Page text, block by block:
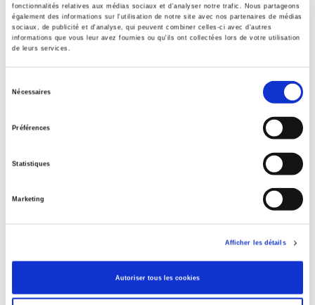
fonctionnalités relatives aux médias sociaux et d'analyser notre trafic. Nous partageons
également des informations sur l'utilisation de notre site avec nos partenaires de médias
sociaux, de publicité et d'analyse, qui peuvent combiner celles-ci avec d'autres
informations que vous leur avez fournies ou qu'ils ont collectées lors de votre utilisation
de leurs services.
Nécessaires
Préférences
Statistiques
Marketing
Afficher les détails
Autoriser tous les cookies
Parler pour gagner
Sémiotique des discours de la campagne présidentielle